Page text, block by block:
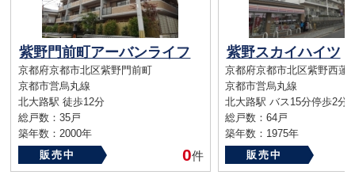
紫野門前町アーバンライフ
京都府京都市北区紫野門前町
京都市営烏丸線
北大路駅 徒歩12分
総戸数：35戸
築年数：2000年
販売中
0件
紫野スカイハイツ
京都府京都市北区紫野西蓮
京都市営烏丸線
北大路駅 バス15分停歩2分
総戸数：64戸
築年数：1975年
販売中